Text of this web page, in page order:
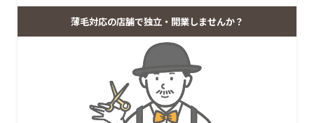
薄毛対応の店舗で独立・開業しませんか？